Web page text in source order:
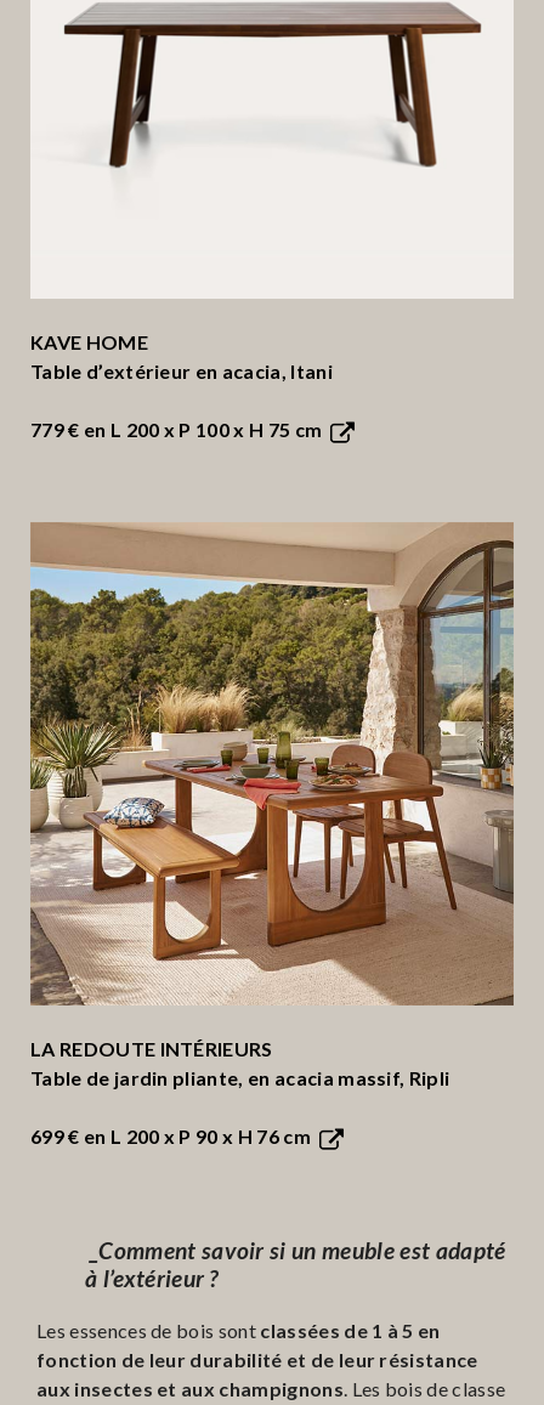
KAVE HOME
Table d’extérieur en acacia, Itani
779 € en L 200 x P 100 x H 75 cm
LA REDOUTE INTÉRIEURS
Table de jardin pliante, en acacia massif, Ripli
699 € en L 200 x P 90 x H 76 cm
_Comment savoir si un meuble est adapté
à l’extérieur ?
Les essences de bois sont classées de 1 à 5 en
fonction de leur durabilité et de leur résistance
aux insectes et aux champignons. Les bois de classe